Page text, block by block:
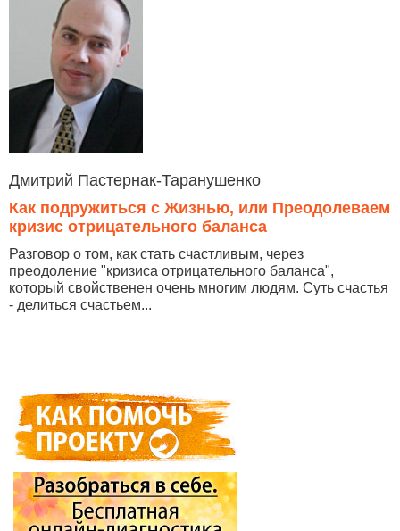
Дмитрий Пастернак-Таранушенко
Как подружиться с Жизнью, или Преодолеваем
кризис отрицательного баланса
Разговор о том, как стать счастливым, через
преодоление "кризиса отрицательного баланса",
который свойственен очень многим людям. Суть счастья
- делиться счастьем...